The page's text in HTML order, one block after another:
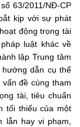
63/2011/NĐ-CP
kịp với sự phát
động trọng tài
luật khác về
lập Trung tâm
dẫn cụ thể
đề cùng tham
tài, tiêu chuẩn
tối thiểu của một
lẫn hay vi phạm,